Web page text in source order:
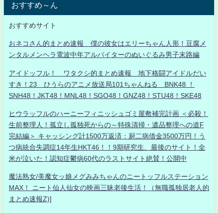
おすすめ～ん
おすすめサイト
おネコさん的まとめ速報 僕の彼女はエリーちゃん人形！豆腐メ
ンタルメンヘラ電波中年アルバイターのぬいぐるみ男子末路編
アイドッフル！ ワタクシ的まとめ速報 地下格闘アイドルだい
すき！23 ひうらのアニメ放送局101ちゃんねる BNK48 ！
SNH48！JKT48！MNL48！SGO48！GNZ48！STU48！SKE48
ヒウラッフルのハーニーフィニッシュゴミ屋敷補完計画 ＜必殺！
生前整理人！孤立し孤独死からの～特殊清掃・遺品整理への道F
完結編＞ キャッシング計1500万返済：厨二病借金3500万円！う
つ病統合失調症14年生HKT46！！9期研究生、最後のサイト！全
米が泣いた！認知症鬱病60代のラストサイト絶賛！公開中
魔法熟女/美魔女ッ娘メグみみちゃんのニートッフルステーション
MAX！ ニート仙人仙女の映画三昧老後生活！（無職孤独居老人的
まとめ速報Z)]